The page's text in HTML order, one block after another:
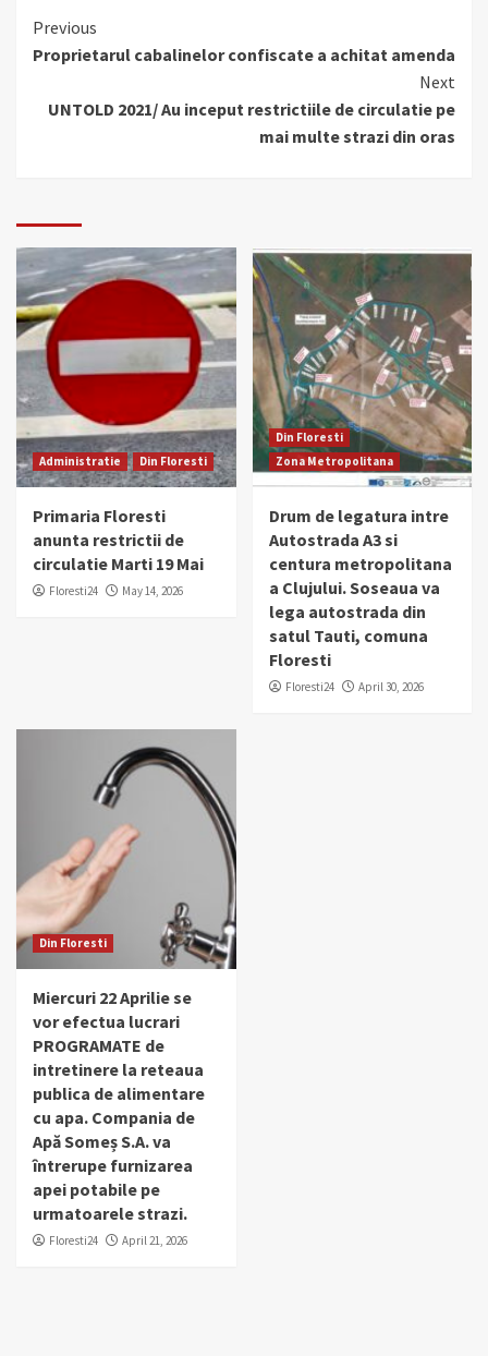
Continue
Reading
Previous
Proprietarul cabalinelor confiscate a achitat amenda
Next
UNTOLD 2021/ Au inceput restrictiile de circulatie pe
mai multe strazi din oras
Administratie Din Floresti
Primaria Floresti
anunta restrictii de
circulatie Marti 19 Mai
Floresti24 May 14, 2026
Din Floresti
Zona Metropolitana
Drum de legatura intre
Autostrada A3 si
centura metropolitana
a Clujului. Soseaua va
lega autostrada din
satul Tauti, comuna
Floresti
Floresti24 April 30, 2026
Din Floresti
Miercuri 22 Aprilie se
vor efectua lucrari
PROGRAMATE de
intretinere la reteaua
publica de alimentare
cu apa. Compania de
Apă Someș S.A. va
întrerupe furnizarea
apei potabile pe
urmatoarele strazi.
Floresti24 April 21, 2026